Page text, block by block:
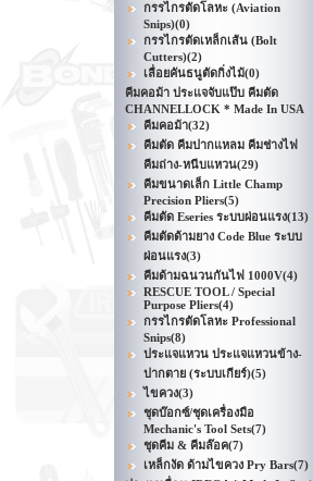
กรรไกรตัดโลหะ (Aviation
Snips)(0)
กรรไกรตัดเหล็กเส้น (Bolt
Cutters)(2)
เลื่อยคันธนูตัดกิ่งไม้(0)
คีมคอม้า ประแจจับแป๊บ คีมตัด
CHANNELLOCK * Made In USA
คีมคอม้า(32)
คีมตัด คีมปากแหลม คีมช่างไฟ
คีมถ่าง-หนีบแหวน(29)
คีมขนาดเล็ก Little Champ
Precision Pliers(5)
คีมตัด Eseries ระบบผ่อนแรง(13)
คีมตัดด้ามยาง Code Blue ระบบ
ผ่อนแรง(3)
คีมด้ามฉนวนกันไฟ 1000V(4)
RESCUE TOOL / Special
Purpose Pliers(4)
กรรไกรตัดโลหะ Professional
Snips(8)
ประแจแหวน ประแจแหวนข้าง-
ปากตาย (ระบบเกียร์)(5)
ไขควง(3)
ชุดบ๊อกซ์/ชุดเครื่องมือ
Mechanic's Tool Sets(7)
ชุดคีม & คีมล๊อค(7)
เหล็กงัด ด้ามไขควง Pry Bars(7)